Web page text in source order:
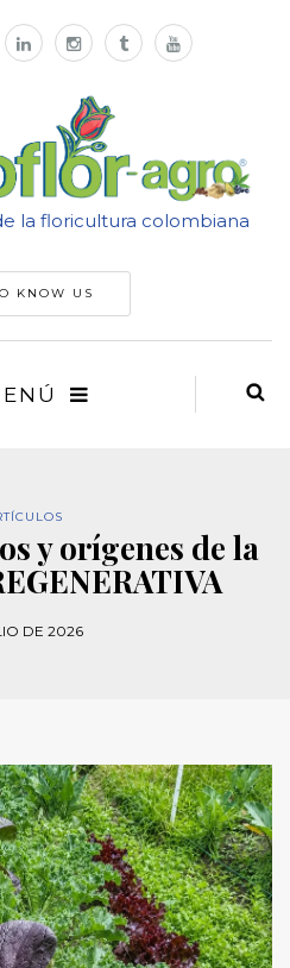
la floricultura colombiana
KNOW US
y orígenes de la
DE 2026